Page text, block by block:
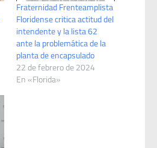
Fraternidad Frenteamplista
Floridense critica actitud del
intendente y la lista 62
ante la problemática de la
planta de encapsulado
22 de febrero de 2024
En «Florida»